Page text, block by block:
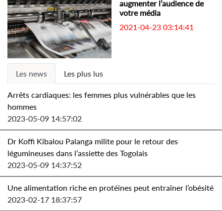
augmenter l’audience de
votre média
2021-04-23 03:14:41
Les news Les plus lus
Arrêts cardiaques: les femmes plus vulnérables que les
hommes
2023-05-09 14:57:02
Dr Koffi Kibalou Palanga milite pour le retour des
légumineuses dans l’assiette des Togolais
2023-05-09 14:37:52
Une alimentation riche en protéines peut entraîner l’obésité
2023-02-17 18:37:57